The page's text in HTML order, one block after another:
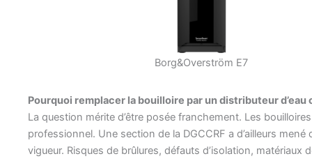
Borg&Overström E7
Pourquoi remplacer la bouilloire par un distributeur d’eau
La question mérite d’être posée franchement. Les
professionnel. Une section de la DGCCRF a d’ailleurs
vigueur. Risques de brûlures, défauts d’isolation,